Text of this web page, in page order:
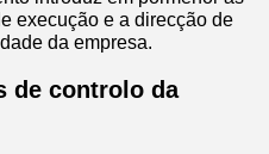
execução e a direcção de
da empresa.
de controlo da